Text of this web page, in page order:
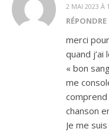
2 MAI 2023 À
RÉPONDRE
merci
quand
« bon
me
chanson
Je me